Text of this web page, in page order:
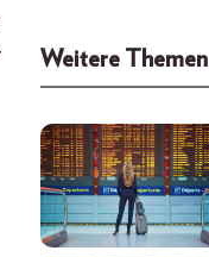
Weitere Themen